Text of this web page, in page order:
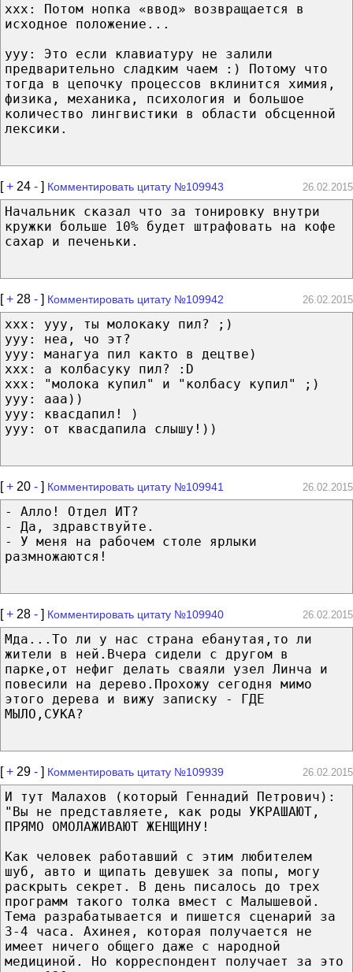
ххх: Потом нопка «ввод» возвращается в
исходное положение...
ууу: Это если клавиатуру не залили
предварительно сладким чаем :) Потому что
тогда в цепочку процессов вклинится химия,
физика, механика, психология и большое
количество лингвистики в области обсценной
лексики.
[+ 24 - ] Комментировать цитату №109943 26.02.2015
Начальник сказал что за тонировку внутри
кружки больше 10% будет штрафовать на кофе
сахар и печеньки.
[+ 28 - ] Комментировать цитату №109942 26.02.2015
xxx: yyy, ты молокаку пил? ;)
yyy: неа, чо эт?
yyy: манагуа пил както в децтве)
xxx: а колбасуку пил? :D
xxx: "молока купил" и "колбасу купил" ;)
yyy: ааа))
yyy: квасдапил! )
yyy: от квасдапила слышу!))
[+ 20 - ] Комментировать цитату №109941 26.02.2015
- Алло! Отдел ИТ?
- Да, здравствуйте.
- У меня на рабочем столе ярлыки
размножаются!
[+ 28 - ] Комментировать цитату №109940 26.02.2015
Мда...То ли у нас страна ебанутая,то ли
жители в ней.Вчера сидели с другом в
парке,от нефиг делать сваяли узел Линча и
повесили на дерево.Прохожу сегодня мимо
этого дерева и вижу записку - ГДЕ
МЫЛО,СУКА?
[+ 29 - ] Комментировать цитату №109939 26.02.2015
И тут Малахов (который Геннадий Петрович):
"Вы не представляете, как роды УКРАШАЮТ,
ПРЯМО ОМОЛАЖИВАЮТ ЖЕНЩИНУ!
Как человек работавший с этим любителем
шуб, авто и щипать девушек за попы, могу
раскрыть секрет. В день писалось до трех
программ такого толка вмест с Малышевой.
Тема разрабатывается и пишется сценарий за
3-4 часа. Ахинея, которая получается не
имеет ничего общего даже с народной
медициной. Но корреспондент получает за это